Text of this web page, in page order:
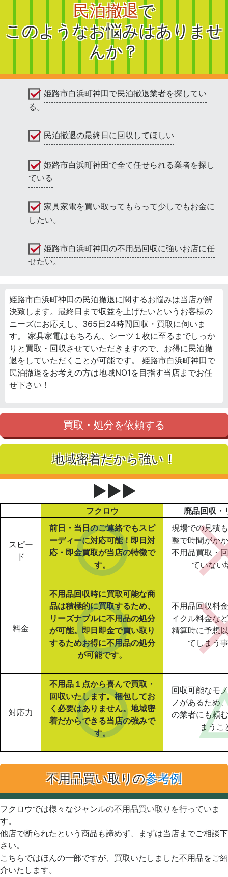
民泊撤退で
このようなお悩みはありませ
んか？
姫路市白浜町神田で民泊撤退業者を探してい
る。
民泊撤退の最終日に回収してほしい
姫路市白浜町神田で全て任せられる業者を探し
ている
家具家電を買い取ってもらって少しでもお金に
したい。
姫路市白浜町神田の不用品回収に強いお店に任
せたい。
姫路市白浜町神田の民泊撤退に関するお悩みは当店が解
決致します。最終日まで収益を上げたいというお客様の
ニーズにお応えし、365日24時間回収・買取に伺いま
す。 家具家電はもちろん、シーツ１枚に至るまでしっか
りと買取・回収させていただきますので、お得に民泊撤
退をしていただくことが可能です。 姫路市白浜町神田で
民泊撤退をお考えの方は地域NO1を目指す当店までお任
せ下さい！
買取・処分を依頼する
地域密着だから強い！
▶▶▶
フクロウ 廃品回収・
スピー
ド
前日・当日のご連絡でもスピ
ーディーに対応可能！即日対
応・即金買取が当店の特徴で
す。
現場での見積
整で時間がか
不用品買取・
ていない
料金
不用品回収時に買取可能な商
品は積極的に買取するため、
リーズナブルに不用品の処分
が可能。即日即金で買い取り
するためお得に不用品の処分
が可能です。
不用品回収料
イクル料金な
精算時に予想
てしまう
対応力
不用品１点から喜んで買取・
回収いたします。梱包してお
く必要はありません。地域密
着だからできる当店の強みで
す。
回収可能なモ
ノがあるため
の業者にも頼
まうこ
不用品買い取りの参考例
フクロウでは様々なジャンルの不用品買い取りを行っていま
す。
他店で断られたという商品も諦めず、まずは当店までご相談下
さい。
こちらではほんの一部ですが、買取いたしました不用品をご紹
介いたします。